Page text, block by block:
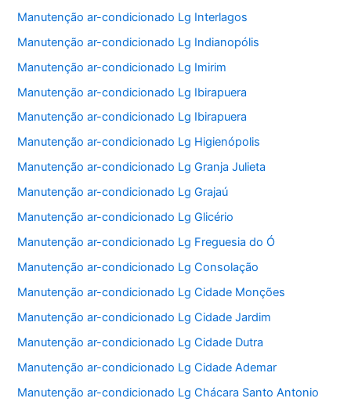
Manutenção ar-condicionado Lg Interlagos
Manutenção ar-condicionado Lg Indianopólis
Manutenção ar-condicionado Lg Imirim
Manutenção ar-condicionado Lg Ibirapuera
Manutenção ar-condicionado Lg Ibirapuera
Manutenção ar-condicionado Lg Higienópolis
Manutenção ar-condicionado Lg Granja Julieta
Manutenção ar-condicionado Lg Grajaú
Manutenção ar-condicionado Lg Glicério
Manutenção ar-condicionado Lg Freguesia do Ó
Manutenção ar-condicionado Lg Consolação
Manutenção ar-condicionado Lg Cidade Monções
Manutenção ar-condicionado Lg Cidade Jardim
Manutenção ar-condicionado Lg Cidade Dutra
Manutenção ar-condicionado Lg Cidade Ademar
Manutenção ar-condicionado Lg Chácara Santo Antonio